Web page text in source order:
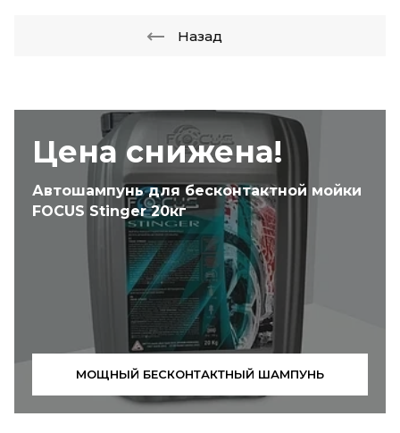
Цена снижена!
Автошампунь для бесконтактной мойки
FOCUS Stinger 20кг
МОЩНЫЙ БЕСКОНТАКТНЫЙ ШАМПУНЬ
Назад